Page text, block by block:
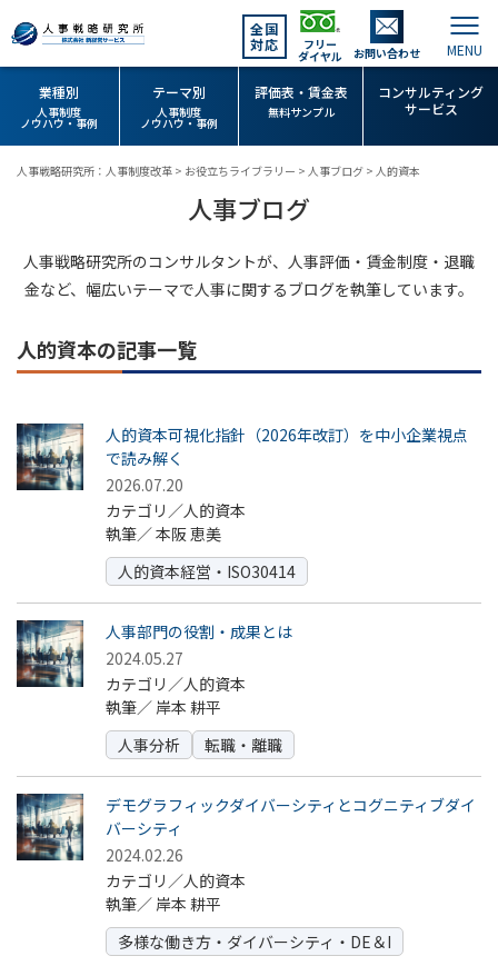
全国
対応
フリー
ダイヤル お問い合わせ
業種別
人事制度
ノウハウ・事例
テーマ別
人事制度
ノウハウ・事例
評価表・賃金表
無料サンプル
コンサルティング
サービス
人事戦略研究所：人事制度改革 > お役立ちライブラリー > 人事ブログ > 人的資本
人事ブログ
人事戦略研究所のコンサルタントが、人事評価・賃金制度・退職
金など、幅広いテーマで人事に関するブログを執筆しています。
人的資本の記事一覧
人的資本可視化指針（2026年改訂）を中小企業視点
で読み解く
2026.07.20
カテゴリ／人的資本
執筆／本阪 恵美
人的資本経営・ISO30414
人事部門の役割・成果とは
2024.05.27
カテゴリ／人的資本
執筆／ 岸本 耕平
人事分析
転職・離職
デモグラフィックダイバーシティとコグニティブダイ
バーシティ
2024.02.26
カテゴリ／人的資本
執筆／ 岸本 耕平
多様な働き方・ダイバーシティ・DE＆I